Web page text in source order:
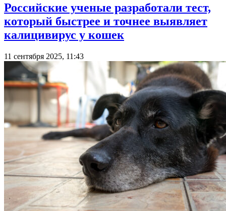
Российские ученые разработали тест,
который быстрее и точнее выявляет
калицивирус у кошек
11 сентября 2025, 11:43